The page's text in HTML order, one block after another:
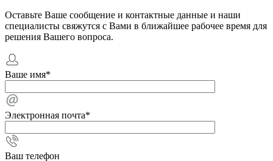
Оставьте Ваше сообщение и контактные данные и наши
специалисты свяжутся с Вами в ближайшее рабочее время для
решения Вашего вопроса.
Ваше имя*
Электронная почта*
Ваш телефон